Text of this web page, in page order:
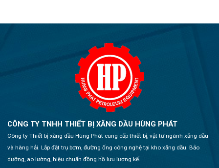
CÔNG TY TNHH THIẾT BỊ XĂNG DẦU HÙNG PHÁT
Công ty Thiết bị xăng dầu Hùng Phát cung cấp thiết bị, vật tư ngành xăng dầu
và hàng hải. Lắp đặt trụ bơm, đường ống công nghệ tại kho xăng dầu. Bảo
dưỡng, ao lường, hiệu chuẩn đồng hồ lưu lượng kế.